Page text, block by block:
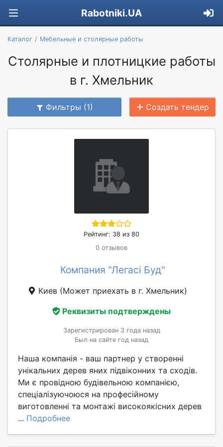
Rabotniki.UA
Каталог Мебельные и столярные работы
Столярные и плотницкие работы
в г. Хмельник
Фильтры (1) Создать тендер
Рейтинг: 38 из 80
0 отзывов
Компания "Легасі Буд"
Киев (Может приехать в г. Хмельник)
Реквизиты подтверждены
Зарегистрирован 3 года назад
Был на сайте год назад
Наша компанія - ваш партнер у створенні
унікальних дерев яних підвіконних та сходів.
Ми є провідною будівельною компанією,
спеціалізуючоюся на професійному
виготовленні та монтажі високоякісних дерев
... Подробнее